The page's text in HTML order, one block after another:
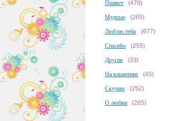
Привет (470)
Мудрые (265)
Люблю тебя (677)
Спасибо (255)
Другие (33)
На карантине (45)
Скучаю (252)
О любви (265)